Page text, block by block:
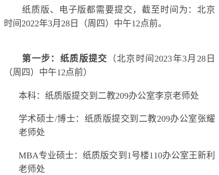
纸质版、电子版都需要提交，截至时间为：北京
时间 2022年3月 28 日（周四）中午12点前。
第一步：纸质版提交 （北京时间 2023年3月 28日
（周四）中午12点前）
本科：纸质版提交到二教209办公室李京老师处
学术硕士/博士：纸质版提交到二教209办公室张耀
老师处
MBA专业硕士：纸质版交到 1 号楼110办公室王新利
老师处